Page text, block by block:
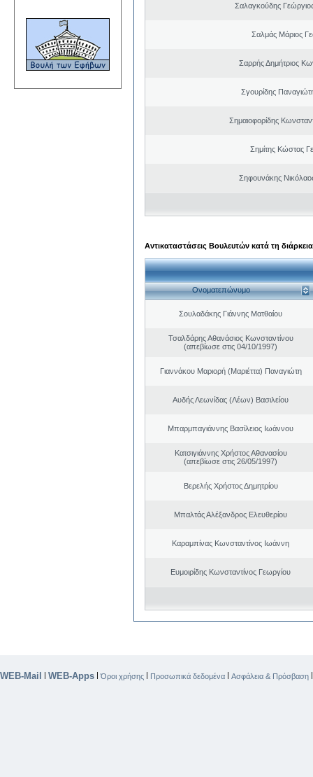
Σαλαγκούδης
Σαλμάς Μάριος
Σαρρής Δημήτριος
Σγουρίδης
Σημαιοφορίδης
Σημίτης Κώστας
Σηφουνάκης
Αντικαταστάσεις Βουλευτών κατά τη
Ονοματεπώνυμο
Σουλαδάκης Γιάννης Ματθαίου
Τσαλδάρης Αθανάσιος Κωνσταντίνου
(απεβίωσε στις 04/10/1997)
Γιαννάκου Μαριορή (Μαριέττα) Παναγιώτη
Αυδής Λεωνίδας (Λέων) Βασιλείου
Μπαρμπαγιάννης Βασίλειος Ιωάννου
Κατσιγιάννης Χρήστος Αθανασίου
(απεβίωσε στις 26/05/1997)
Βερελής Χρήστος Δημητρίου
Μπαλτάς Αλέξανδρος Ελευθερίου
Καραμπίνας Κωνσταντίνος Ιωάννη
Ευμοιρίδης Κωνσταντίνος Γεωργίου
WEB-Mail | WEB-Apps |Όροι χρήσης | Προσωπικά δεδομένα | Ασφάλεια & Πρόσβαση